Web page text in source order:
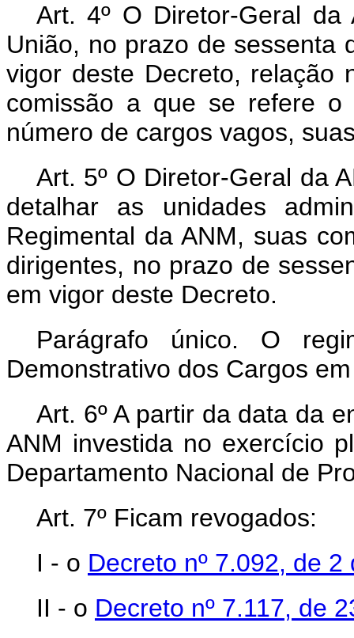
Art. 4º O Diretor-Geral
União, no prazo de sessenta
vigor deste Decreto, relação
comissão a que se refere o
número de cargos vagos,
Art. 5º O Diretor-Geral da
detalhar as unidades
Regimental da ANM, suas
dirigentes, no prazo de
em vigor deste Decreto.
Parágrafo único. O
Demonstrativo dos Cargos
Art. 6º A partir da data da
ANM investida no exercício
Departamento Nacional de
Art. 7º Ficam revogados:
I - o Decreto nº 7.092, de
II - o Decreto nº 7.117, de